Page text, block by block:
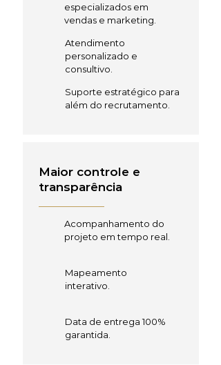
especializados em
vendas e marketing.
Atendimento
personalizado e
consultivo.
Suporte estratégico para
além do recrutamento.
Maior controle e
transparência
Acompanhamento do
projeto em tempo real.
Mapeamento
interativo.
Data de entrega 100%
garantida.